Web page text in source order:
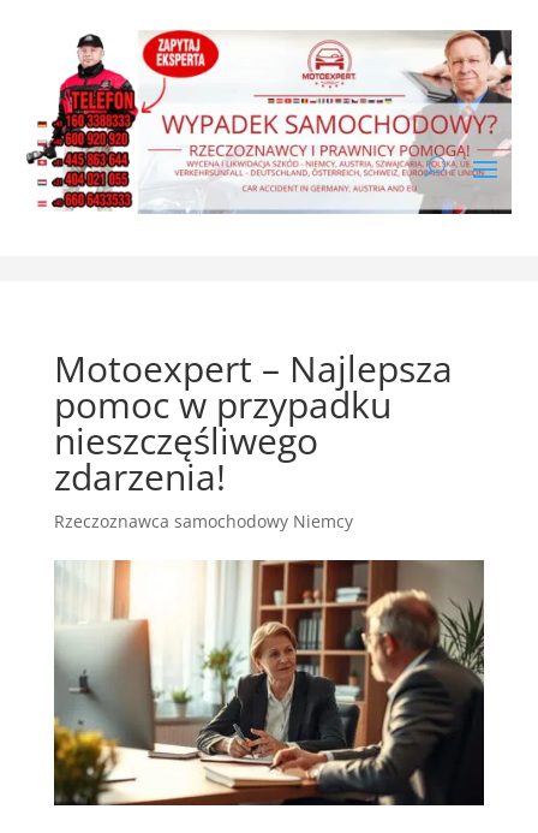
Motoexpert – Najlepsza
pomoc w przypadku
nieszczęśliwego
zdarzenia!
Rzeczoznawca samochodowy Niemcy